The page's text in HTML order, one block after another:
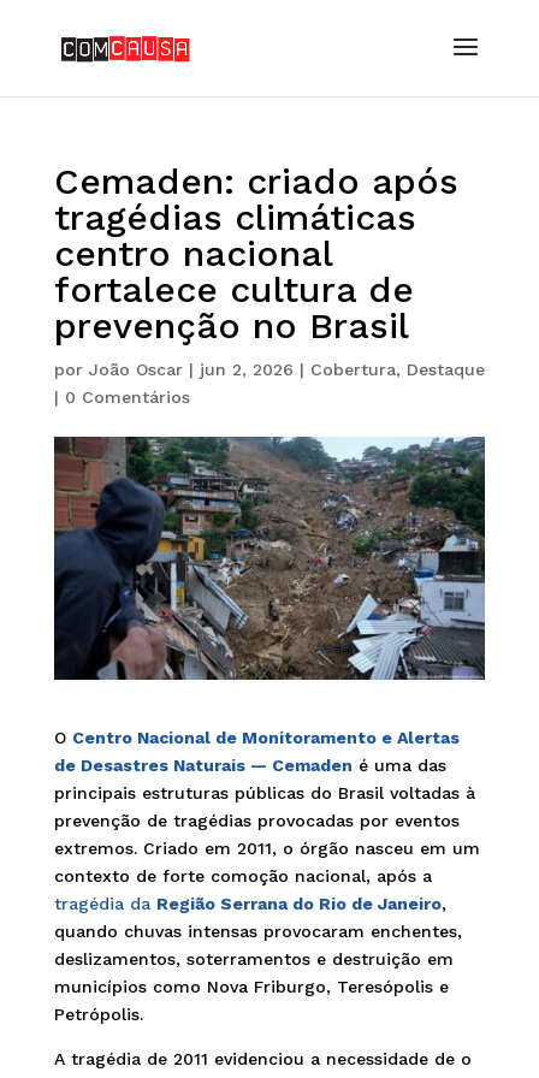
Cemaden: criado após
tragédias climáticas
centro nacional
fortalece cultura de
prevenção no Brasil
por João Oscar| jun 2, 2026 | Cobertura, Destaque
| 0 Comentários
O Centro Nacional de Monitoramento e Alertas
de Desastres Naturais — Cemaden é uma das
principais estruturas públicas do Brasil voltadas à
prevenção de tragédias provocadas por eventos
extremos. Criado em 2011, o órgão nasceu em um
contexto de forte comoção nacional, após a
tragédia da Região Serrana do Rio de Janeiro,
quando chuvas intensas provocaram enchentes,
deslizamentos, soterramentos e destruição em
municípios como Nova Friburgo, Teresópolis e
Petrópolis.
A tragédia de 2011 evidenciou a necessidade de o